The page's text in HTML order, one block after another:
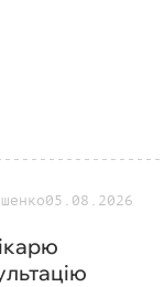
05.08.2026